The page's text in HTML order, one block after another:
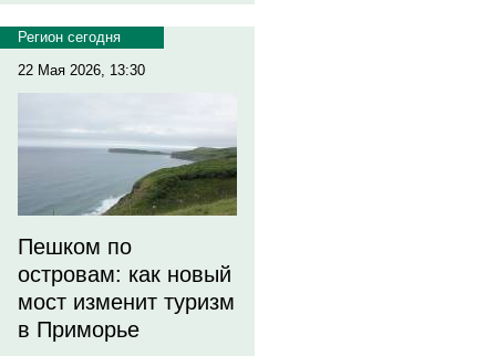
Регион сегодня
22 Мая 2026, 13:30
Пешком по
островам: как новый
мост изменит туризм
в Приморье